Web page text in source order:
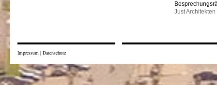
Just Architekten
Impressum | Datenschutz